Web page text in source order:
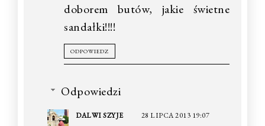
doborem butów, jakie świetne
sandałki!!!!
ODPOWIEDZ
Odpowiedzi
DALWI SZYJE 28 LIPCA 2013 19:07